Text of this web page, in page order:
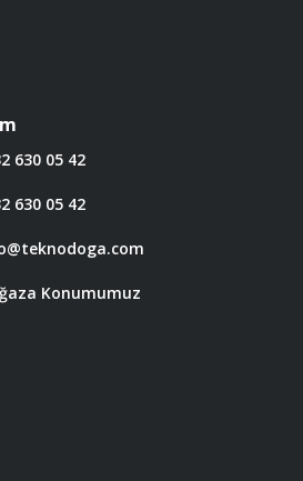
630 05 42
630 05 42
Konumumuz